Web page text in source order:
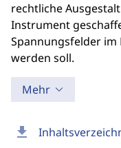
download
rechtliche
Instrument
Spannungsfelder im
werden soll.
Mehr